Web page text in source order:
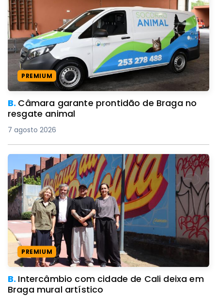
PREMIUM
B. Câmara garante prontidão de Braga no
resgate animal
7 agosto 2026
PREMIUM
B. Intercâmbio com cidade de Cali deixa em
Braga mural artístico